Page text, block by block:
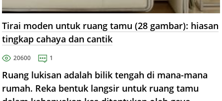
Tirai moden untuk ruang tamu (28 gambar): hiasan
tingkap cahaya dan cantik
20600 1
Ruang lukisan adalah bilik tengah di mana-mana
rumah. Reka bentuk langsir untuk ruang tamu